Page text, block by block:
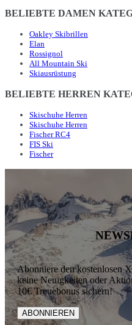
BELIEBTE DAMEN
Oakley Skibrillen
Elan
Rossignol
All Mountain Ski
Skiausrüstung
BELIEBTE HERREN
Skischuhe Herren
Skischuhe Herren
Fischer RC4
FIS Ski
Fischer
Abonniere den kostenlosen
keine Neuigkeiten oder
10€ Treuebonus sichern!
ABONNIEREN